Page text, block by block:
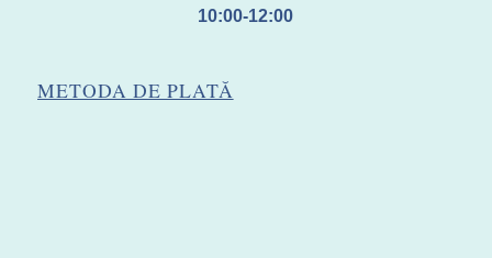
10:00-12:00
METODA DE PLATĂ